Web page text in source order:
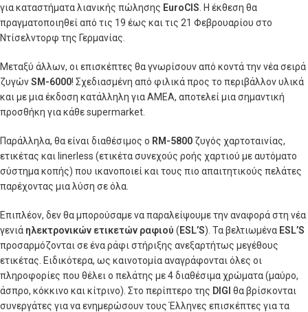
για καταστήματα λιανικής πώλησης EuroCIS . H έκθεση θα
πραγματοποιηθεί από τις 19 έως και τις 21 Φεβρουαρίου στο
Ντίσελντορφ της Γερμανίας.
Μεταξύ άλλων, οι επισκέπτες θα γνωρίσουν από κοντά την νέα σειρά
ζυγώνSM-6000! Σχεδιασμένη από φιλικά προς το περιβάλλον υλικά
και με μια έκδοση κατάλληλη για ΑΜΕΑ, αποτελεί μια σημαντική
προσθήκη για κάθε supermarket.
Παράλληλα, θα είναι διαθέσιμος o RM-5800 ζυγός χαρτοταινίας,
ετικέτας και linerless (ετικέτα συνεχούς ροής χαρτιού με αυτόματο
σύστημα κοπής) που ικανοποιεί και τους πιο απαιτητικούς πελάτες
παρέχοντας μια λύση σε όλα.
Επιπλέον, δεν θα μπορούσαμε να παραλείψουμε την αναφορά στη νέα
γενιά ηλεκτρονικών ετικετών ραφιού (ESL’S). Τα βελτιωμένα ESL’S
προσαρμόζονται σε ένα ράφι στήριξης ανεξαρτήτως μεγέθους
ετικέτας. Ειδικότερα, ως καινοτομία αναγράφονται όλες οι
πληροφορίες που θέλει ο πελάτης με 4 διαθέσιμα χρώματα (μαύρο,
άσπρο, κόκκινο και κίτρινο). Στο περίπτερο της DIGI θα βρίσκονται
συνεργάτες για να ενημερώσουν τους Έλληνες επισκέπτες για τα